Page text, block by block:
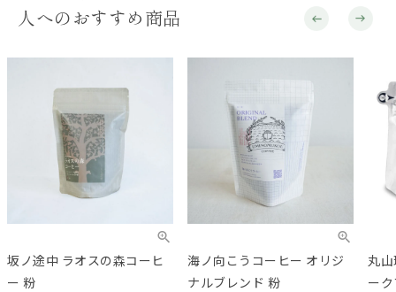
人へのおすすめ商品
坂ノ途中 ラオスの森コーヒ
ー 粉
海ノ向こうコーヒー オリジ
ナルブレンド 粉
丸
ー